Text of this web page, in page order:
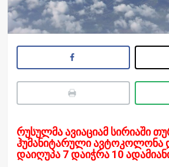
რუსულმა ავიაციამ სირიაში
ჰუმანიტარული ავტოკოლონა
დაიღუპა 7 დაიჭრა 10